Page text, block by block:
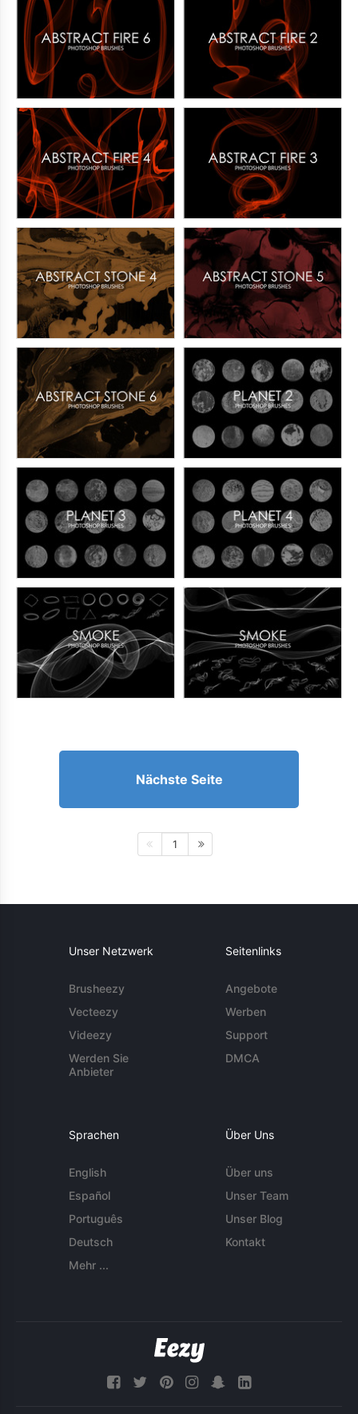
Nächste Seite
1
Unser Netzwerk
Brusheezy
Vecteezy
Videezy
Werden Sie
Anbieter
Seitenlinks
Angebote
Werben
Support
DMCA
Sprachen
English
Español
Português
Deutsch
Mehr ...
Über Uns
Über uns
Unser Team
Unser Blog
Kontakt